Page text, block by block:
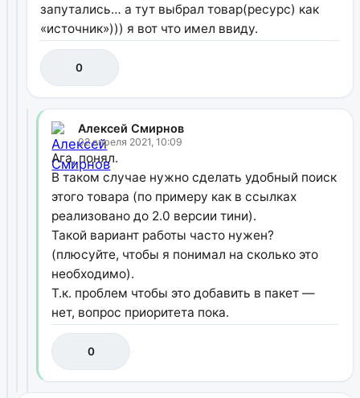
запутались… а тут выбрал товар(ресурс) как
«источник»))) я вот что имел ввиду.
0
Алексей Смирнов
02 апреля 2021, 10:09
Ага, понял.
В таком случае нужно сделать удобный поиск
этого товара (по примеру как в ссылках
реализовано до 2.0 версии тини).
Такой вариант работы часто нужен?
(плюсуйте, чтобы я понимал на сколько это
необходимо).
Т.к. проблем чтобы это добавить в пакет —
нет, вопрос приоритета пока.
0